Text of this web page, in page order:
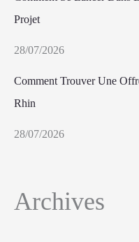
Projet
28/07/2026
Comment Trouver Une
Rhin
28/07/2026
Archives